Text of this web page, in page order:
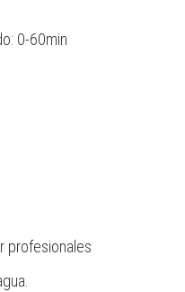
0-60min
profesionales